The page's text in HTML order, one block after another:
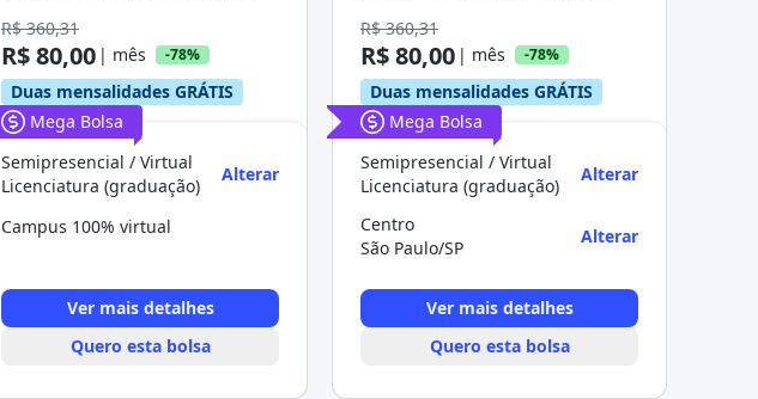
R$ 360,31
R$ 80,00 | mês -78%
Duas mensalidades GRÁTIS
Mega Bolsa
Semipresencial / Virtual
Licenciatura (graduação)
Alterar
Campus 100% virtual
Ver mais detalhes
Quero esta bolsa
R$ 360,31
R$ 80,00 | mês -78%
Duas mensalidades GRÁTIS
Mega Bolsa
Semipresencial / Virtual
Licenciatura (graduação)
Alterar
Centro
São Paulo/SP
Alterar
Ver mais detalhes
Quero esta bolsa